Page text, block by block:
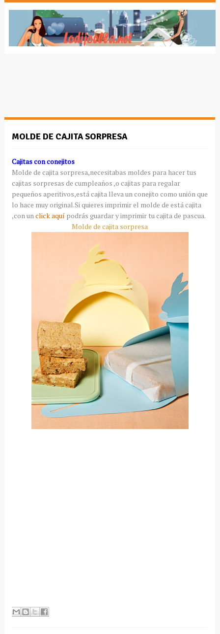
MOLDE DE CAJITA SORPRESA
Cajitas con conejitos
Molde de cajita sorpresa,necesitabas moldes para hacer tus
cajitas sorpresas de cumpleaños ,o cajitas para regalar
pequeños aperitivos,está cajita lleva un conejito como unión que
lo hace muy original.Si quieres imprimir el molde de está cajita
,con un click aquí podrás guardar y imprimir tu cajita de pascua.
Molde de cajita sorpresa